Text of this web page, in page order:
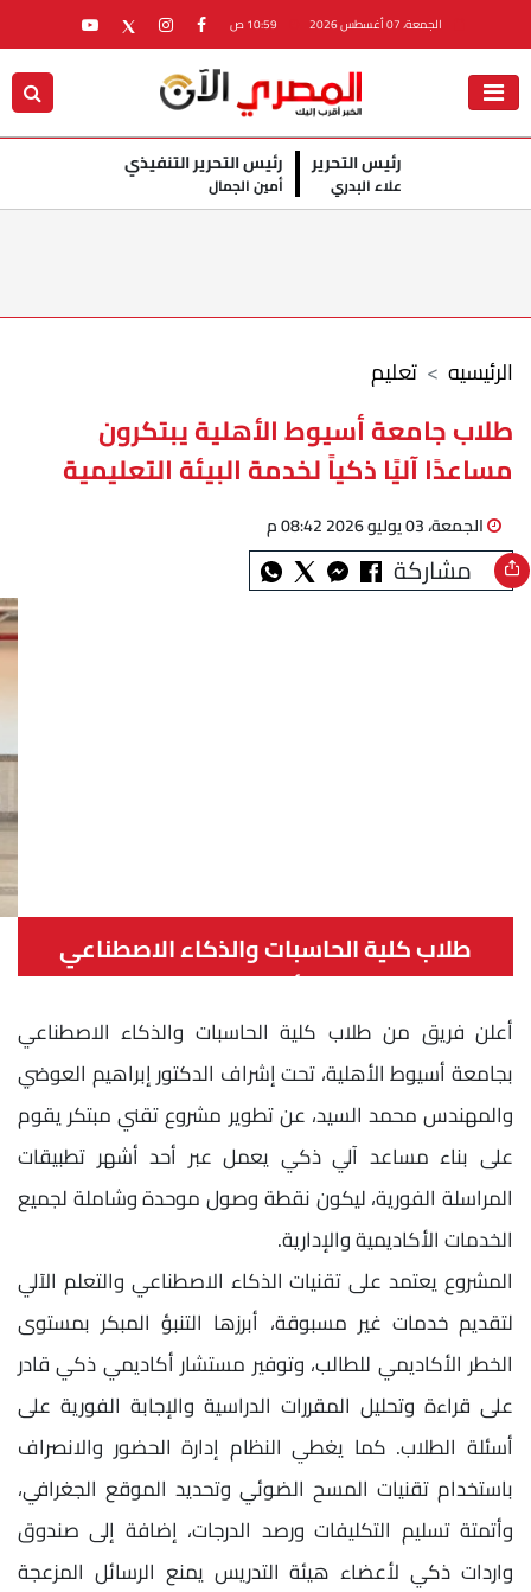
الجمعة، 07 أغسطس 2026
رئيس التحرير
علاء البدري
رئيس التحرير التنفيذي
أمين الجمال
تعليم الرئيسيه
طلاب جامعة أسيوط الأهلية يبتكرون
مساعدًا آليًا ذكياً لخدمة البيئة التعليمية
الجمعة، 03 يوليو 2026 08:42 م
مشاركة
طلاب كلية الحاسبات والذكاء الاصطناعي
بجامعة أسيوط الأهلية
أعلن فريق من طلاب كلية الحاسبات والذكاء الاصطناعي
بجامعة أسيوط الأهلية، تحت إشراف الدكتور إبراهيم العوضي
والمهندس محمد السيد، عن تطوير مشروع تقني مبتكر يقوم
على بناء مساعد آلي ذكي يعمل عبر أحد أشهر تطبيقات
المراسلة الفورية، ليكون نقطة وصول موحدة وشاملة لجميع
الخدمات الأكاديمية والإدارية.
المشروع يعتمد على تقنيات الذكاء الاصطناعي والتعلم الآلي
لتقديم خدمات غير مسبوقة، أبرزها التنبؤ المبكر بمستوى
الخطر الأكاديمي للطالب، وتوفير مستشار أكاديمي ذكي قادر
على قراءة وتحليل المقررات الدراسية والإجابة الفورية على
أسئلة الطلاب. كما يغطي النظام إدارة الحضور والانصراف
باستخدام تقنيات المسح الضوئي وتحديد الموقع الجغرافي،
وأتمتة تسليم التكليفات ورصد الدرجات، إضافة إلى صندوق
واردات ذكي لأعضاء هيئة التدريس يمنع الرسائل المزعجة